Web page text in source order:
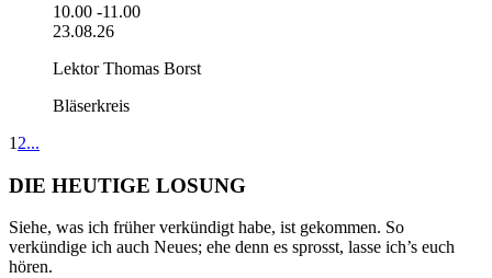
10.00 -11.00
23.08.26
Lektor Thomas Borst
Bläserkreis
1 2...
DIE HEUTIGE LOSUNG
Siehe, was ich früher verkündigt habe, ist gekommen. So
verkündige ich auch Neues; ehe denn es sprosst, lasse ich’s euch
hören.